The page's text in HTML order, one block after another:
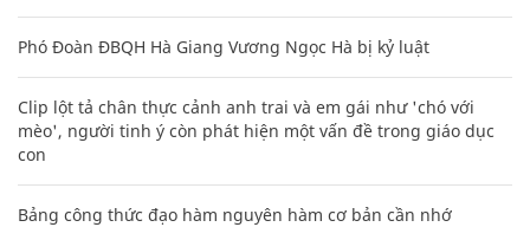
Phó Đoàn ĐBQH Hà Giang Vương Ngọc Hà bị kỷ luật
Clip lột tả chân thực cảnh anh trai và em gái như 'chó với
mèo', người tinh ý còn phát hiện một vấn đề trong giáo dục
con
Bảng công thức đạo hàm nguyên hàm cơ bản cần nhớ